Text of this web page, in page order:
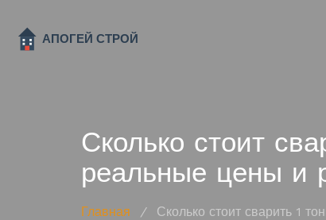
Сколько стоит
реальные цены и
Главная / Сколько стоит сварить 1